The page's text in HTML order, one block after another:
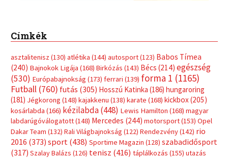
Címkék
asztalitenisz (130) atlétika (144) autosport(123) Babos Tímea
(240) Bajnokok Ligája (168) Birkózás (143) Bécs (214) egészség
(530) Európabajnokság (173) ferrari (139) forma 1 (1165)
Futball (760) futás (305) Hosszú Katinka (186) hungaroring
(181) Jégkorong (148) kajakkenu (138) karate (168) kickbox(205)
kosárlabda (166) kézilabda(448) Lewis Hamilton (168) magyar
labdarúgóválogatott(148) Mercedes (244) motorsport(153) Opel
Dakar Team (132) Rali Világbajnokság (122) Rendezvény(142) rio
2016 (373) sport(438) Sportime Magazin (128) szabadidősport
(317) Szalay Balázs (126) tenisz (416) táplálkozás (155) utazás